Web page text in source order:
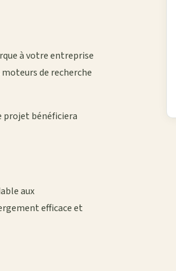
à votre entreprise
de recherche
bénéficiera
aux
efficace et